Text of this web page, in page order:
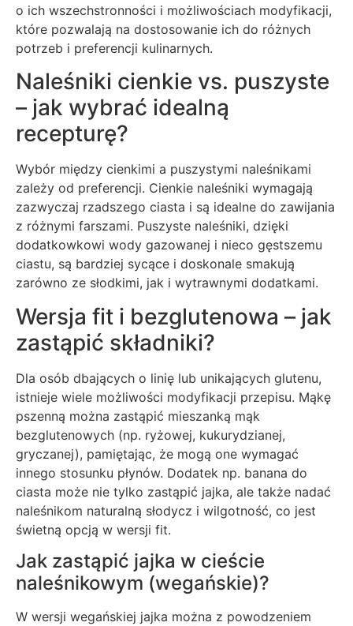
o ich wszechstronności i możliwościach modyfikacji,
które pozwalają na dostosowanie ich do różnych
potrzeb i preferencji kulinarnych.
Naleśniki cienkie vs. puszyste
– jak wybrać idealną
recepturę?
Wybór między cienkimi a puszystymi naleśnikami
zależy od preferencji. Cienkie naleśniki wymagają
zazwyczaj rzadszego ciasta i są idealne do zawijania
z różnymi farszami. Puszyste naleśniki, dzięki
dodatkowkowi wody gazowanej i nieco gęstszemu
ciastu, są bardziej sycące i doskonale smakują
zarówno ze słodkimi, jak i wytrawnymi dodatkami.
Wersja fit i bezglutenowa – jak
zastąpić składniki?
Dla osób dbających o linię lub unikających glutenu,
istnieje wiele możliwości modyfikacji przepisu. Mąkę
pszenną można zastąpić mieszanką mąk
bezglutenowych (np. ryżowej, kukurydzianej,
gryczanej), pamiętając, że mogą one wymagać
innego stosunku płynów. Dodatek np. banana do
ciasta może nie tylko zastąpić jajka, ale także nadać
naleśnikom naturalną słodycz i wilgotność, co jest
świetną opcją w wersji fit.
Jak zastąpić jajka w cieście
naleśnikowym (wegańskie)?
W wersji wegańskiej jajka można z powodzeniem